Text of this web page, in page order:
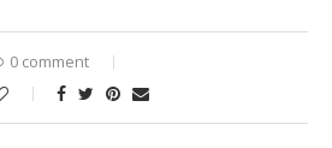
0 comment